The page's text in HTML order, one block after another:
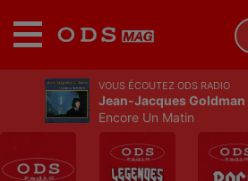
VOUS ÉCOUTEZ ODS RADIO
Jean-Jacques Goldman
Encore Un Matin